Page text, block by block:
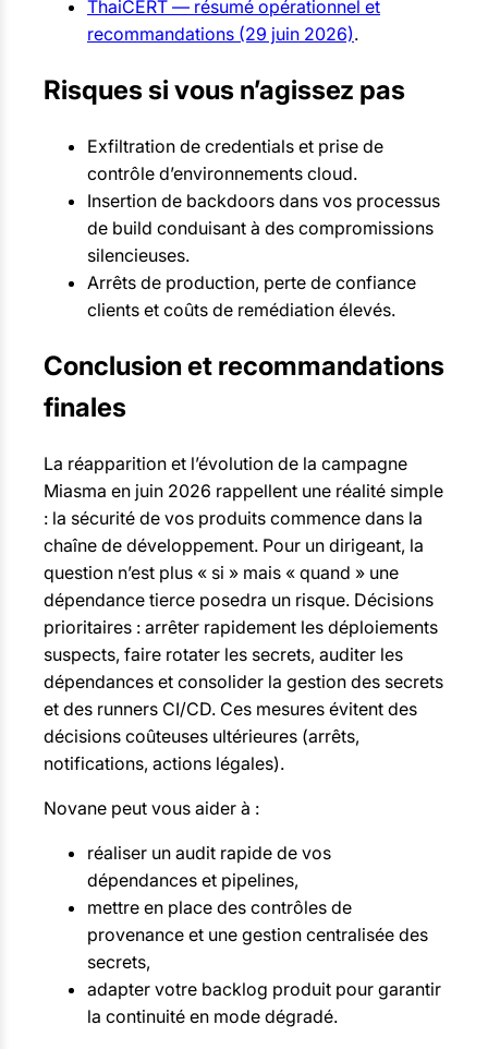
ThaiCERT — résumé opérationnel et
recommandations (29 juin 2026).
Risques si vous n’agissez pas
Exfiltration de credentials et prise de
contrôle d’environnements cloud.
Insertion de backdoors dans vos processus
de build conduisant à des compromissions
silencieuses.
Arrêts de production, perte de confiance
clients et coûts de remédiation élevés.
Conclusion et recommandations
finales
La réapparition et l’évolution de la campagne
Miasma en juin 2026 rappellent une réalité simple
: la sécurité de vos produits commence dans la
chaîne de développement. Pour un dirigeant, la
question n’est plus « si » mais « quand » une
dépendance tierce posedra un risque. Décisions
prioritaires : arrêter rapidement les déploiements
suspects, faire rotater les secrets, auditer les
dépendances et consolider la gestion des secrets
et des runners CI/CD. Ces mesures évitent des
décisions coûteuses ultérieures (arrêts,
notifications, actions légales).
Novane peut vous aider à :
réaliser un audit rapide de vos
dépendances et pipelines,
mettre en place des contrôles de
provenance et une gestion centralisée des
secrets,
adapter votre backlog produit pour garantir
la continuité en mode dégradé.